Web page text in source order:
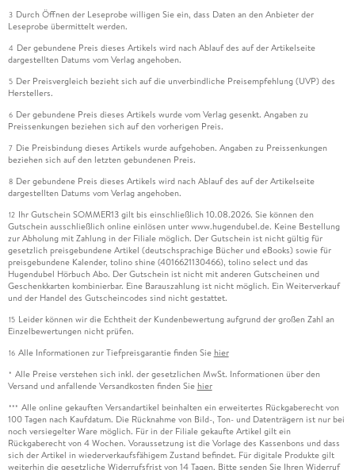
3 Durch Öffnen der Leseprobe willigen Sie ein, dass Daten an den Anbieter der
Leseprobe übermittelt werden.
4 Der gebundene Preis dieses Artikels wird nach Ablauf des auf der Artikelseite
dargestellten Datums vom Verlag angehoben.
5 Der Preisvergleich bezieht sich auf die unverbindliche Preisempfehlung (UVP) des
Herstellers.
6 Der gebundene Preis dieses Artikels wurde vom Verlag gesenkt. Angaben zu
Preissenkungen beziehen sich auf den vorherigen Preis.
7 Die Preisbindung dieses Artikels wurde aufgehoben. Angaben zu Preissenkungen
beziehen sich auf den letzten gebundenen Preis.
8 Der gebundene Preis dieses Artikels wird nach Ablauf des auf der Artikelseite
dargestellten Datums vom Verlag angehoben.
12 Ihr Gutschein SOMMER13 gilt bis einschließlich 10.08.2026. Sie können den
Gutschein ausschließlich online einlösen unter www.hugendubel.de. Keine Bestellung
zur Abholung mit Zahlung in der Filiale möglich. Der Gutschein ist nicht gültig für
gesetzlich preisgebundene Artikel (deutschsprachige Bücher und eBooks) sowie für
preisgebundene Kalender, tolino shine (4016621130466), tolino select und das
Hugendubel Hörbuch Abo. Der Gutschein ist nicht mit anderen Gutscheinen und
Geschenkkarten kombinierbar. Eine Barauszahlung ist nicht möglich. Ein Weiterverkauf
und der Handel des Gutscheincodes sind nicht gestattet.
15 Leider können wir die Echtheit der Kundenbewertung aufgrund der großen Zahl an
Einzelbewertungen nicht prüfen.
16 Alle Informationen zur Tiefpreisgarantie finden Sie hier
* Alle Preise verstehen sich inkl. der gesetzlichen MwSt. Informationen über den
Versand und anfallende Versandkosten finden Sie hier
*** Alle online gekauften Versandartikel beinhalten ein erweitertes Rückgaberecht von
100 Tagen nach Kaufdatum. Die Rücknahme von Bild-, Ton- und Datenträgern ist nur bei
noch versiegelter Ware möglich. Für in der Filiale gekaufte Artikel gilt ein
Rückgaberecht von 4 Wochen. Voraussetzung ist die Vorlage des Kassenbons und dass
sich der Artikel in wiederverkaufsfähigem Zustand befindet. Für digitale Produkte gilt
weiterhin die gesetzliche Widerrufsfrist von 14 Tagen. Bitte senden Sie Ihren Widerruf